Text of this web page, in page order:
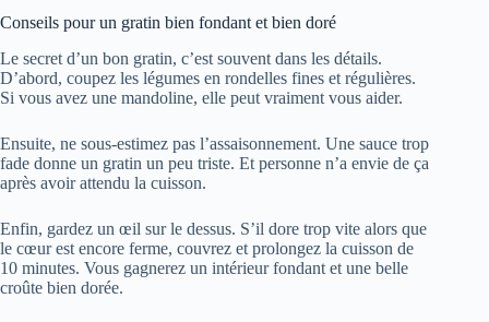
Conseils pour un gratin bien fondant et bien doré
Le secret d’un bon gratin, c’est souvent dans les détails.
D’abord, coupez les légumes en rondelles fines et régulières.
Si vous avez une mandoline, elle peut vraiment vous aider.
Ensuite, ne sous-estimez pas l’assaisonnement. Une sauce trop
fade donne un gratin un peu triste. Et personne n’a envie de ça
après avoir attendu la cuisson.
Enfin, gardez un œil sur le dessus. S’il dore trop vite alors que
le cœur est encore ferme, couvrez et prolongez la cuisson de
10 minutes. Vous gagnerez un intérieur fondant et une belle
croûte bien dorée.